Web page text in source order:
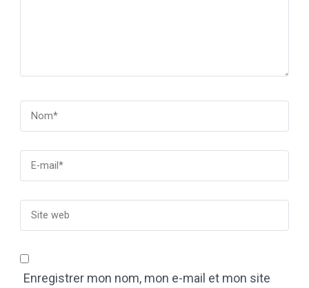
Enregistrer mon nom, mon e-mail et mon site